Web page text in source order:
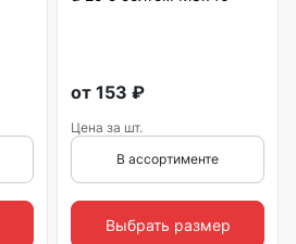
от 153 ₽
Цена за шт.
В ассортименте
Выбрать размер